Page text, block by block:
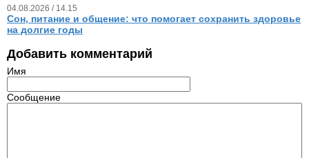
04.08.2026 / 14.15
Сон, питание и общение: что помогает сохранить здоровье
на долгие годы
Добавить комментарий
Имя
Сообщение